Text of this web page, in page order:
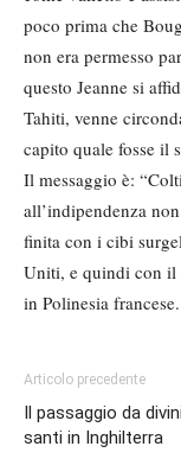
poco prima che
non era permesso
questo Jeanne si
Tahiti, venne
capito quale fosse il
Il messaggio è:
all’indipendenza
finita con i cibi
Uniti, e quindi con il
in Polinesia francese.
Articolo precedente
Il passaggio da
santi in Inghilterra